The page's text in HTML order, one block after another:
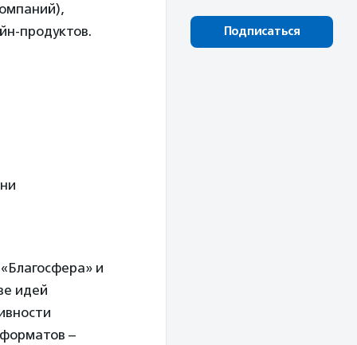
продуктов.
и
идей
–
Подписаться